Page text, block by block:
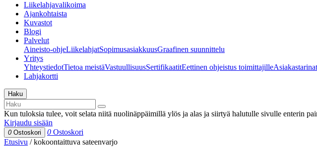
Liikelahjavalikoima
Ajankohtaista
Kuvastot
Blogi
Palvelut
Aineisto-ohjeLiikelahjatSopimusasiakkuusGraafinen suunnittelu
Yritys
YhteystiedotTietoa meistäVastuullisuusSertifikaatitEettinen ohjeistus toimittajilleAsiakastarinat
Lahjakortti
Haku
Kun tuloksia tulee, voit selata niitä nuolinäppäimillä ylös ja alas ja siirtyä halutulle sivulle enterin
Kirjaudu sisään
0 Ostoskori 0 Ostoskori
Etusivu /kokoontaittuva sateenvarjo